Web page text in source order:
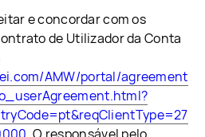
e concordar com os
de Utilizador da Conta
AMW/portal/agreement